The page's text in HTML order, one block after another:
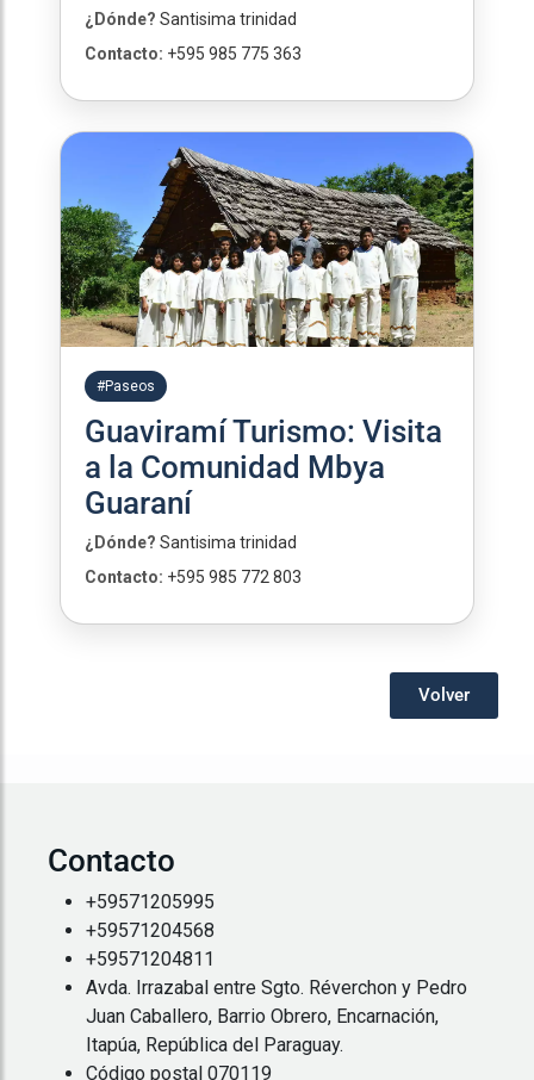
¿Dónde? Santisima trinidad
Contacto: +595 985 775 363
#Paseos
Guaviramí Turismo: Visita
a la Comunidad Mbya
Guaraní
¿Dónde? Santisima trinidad
Contacto: +595 985 772 803
Volver
Contacto
+59571205995
+59571204568
+59571204811
Avda. Irrazabal entre Sgto. Réverchon y Pedro
Juan Caballero, Barrio Obrero, Encarnación,
Itapúa, República del Paraguay.
Código postal 070119